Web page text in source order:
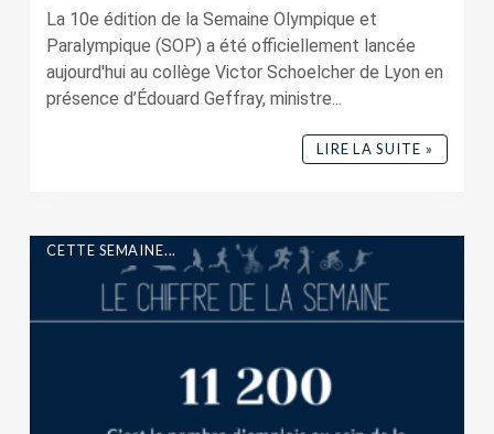
La 10e édition de la Semaine Olympique et
Paralympique (SOP) a été officiellement lancée
aujourd'hui au collège Victor Schoelcher de Lyon en
présence d’Édouard Geffray, ministre...
LIRE LA SUITE »
CETTE SEMAINE...